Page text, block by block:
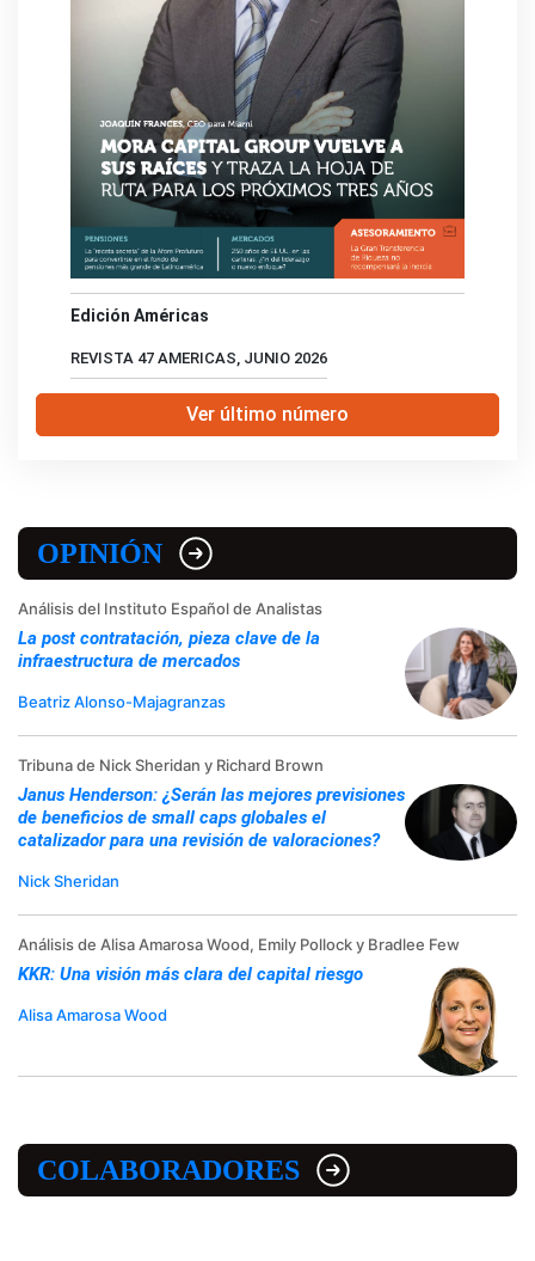
Edición Américas
REVISTA 47 AMERICAS, JUNIO 2026
Ver último número
OPINIÓN
Análisis del Instituto Español de Analistas
La post contratación, pieza clave de la
infraestructura de mercados
Beatriz Alonso-Majagranzas
Tribuna de Nick Sheridan y Richard Brown
Janus Henderson: ¿Serán las mejores previsiones
de beneficios de small caps globales el
catalizador para una revisión de valoraciones?
Nick Sheridan
Análisis de Alisa Amarosa Wood, Emily Pollock y Bradlee Few
KKR: Una visión más clara del capital riesgo
Alisa Amarosa Wood
COLABORADORES